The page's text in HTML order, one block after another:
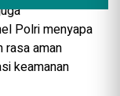
Polri menyapa
rasa aman
keamanan